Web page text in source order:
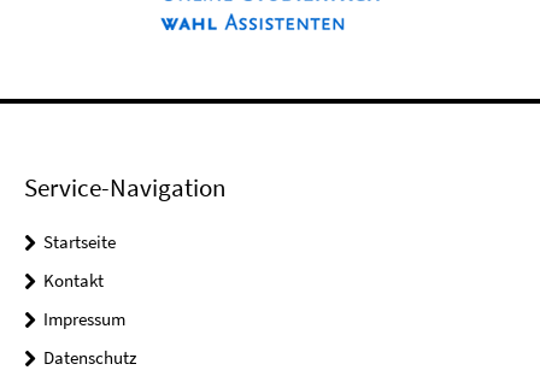
Service-Navigation
Startseite
Kontakt
Impressum
Datenschutz